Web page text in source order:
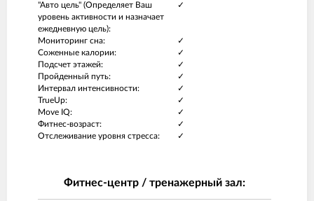
"Авто цель" (Определяет Ваш
уровень активности и назначает
ежедневную цель):
✓
Мониторинг сна:
✓
Соженные калории:
✓
Подсчет этажей:
✓
Пройденный путь:
✓
Интервал интенсивности:
✓
TrueUp:
✓
Move IQ:
✓
Фитнес-возраст:
✓
Отслеживание уровня стресса:
✓
Фитнес-центр / тренажерный зал: